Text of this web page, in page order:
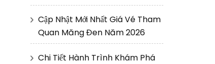
Cập Nhật Mới Nhất Giá Vé Tham
Quan Măng Đen Năm 2026
Chi Tiết Hành Trình Khám Phá